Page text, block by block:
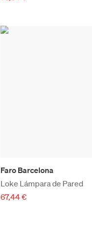
Faro Barcelona
Loke Lámpara de Pared
67,44 €